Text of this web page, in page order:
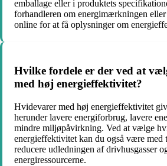
emballage eller i produktets
forhandleren om energimærkningen
online for at få oplysninger om
Hvilke fordele er der ved at
med høj energieffektivitet?
Hvidevarer med høj energieffektivitet
herunder lavere energiforbrug, lavere
mindre miljøpåvirkning. Ved at vælge
energieffektivitet kan du også være med
reducere udledningen af drivhusgasser
energiressourcerne.